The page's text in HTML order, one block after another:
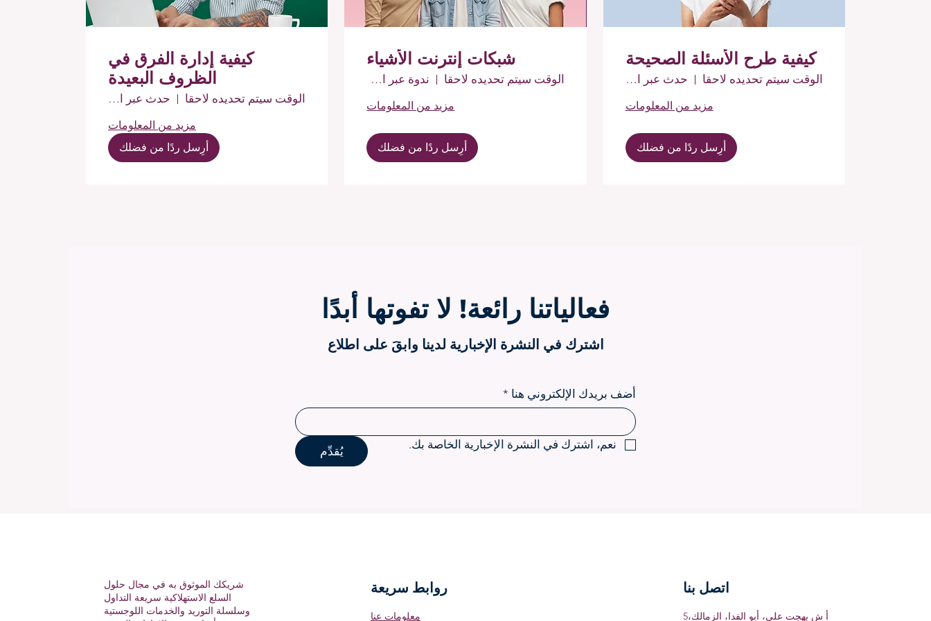
كيفية طرح الأسئلة الصحيحة
الوقت سيتم تحديده لاحقا حدث عبر الإنترنت
مزيد من المعلومات
أرِسل ردًا من فضلك
شبكات إنترنت الأشياء
الوقت سيتم تحديده لاحقا ندوة عبر الإنترنت
مزيد من المعلومات
أرِسل ردًا من فضلك
كيفية إدارة الفرق في
الظروف البعيدة
الوقت سيتم تحديده لاحقا حدث عبر الإنترنت
مزيد من المعلومات
أرِسل ردًا من فضلك
فعالياتنا رائعة! لا تفوتها أبدًا
اشترك في النشرة الإخبارية لدينا وابقَ على اطلاع
أضف بريدك الإلكتروني هنا *
نعم، اشترك في النشرة الإخبارية الخاصة بك. يُقدِّم
شريكك الموثوق به في مجال حلول
السلع الاستهلاكية سريعة التداول
وسلسلة التوريد والخدمات اللوجستية
روابط سريعة
معلومات عنا
اتصل بنا
5أ ش بهجت على، أبو الفدا، الزمالك،